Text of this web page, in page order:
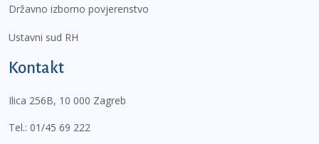
Državno izborno povjerenstvo
Ustavni sud RH
Kontakt
Ilica 256B, 10 000 Zagreb
Tel.: 01/45 69 222